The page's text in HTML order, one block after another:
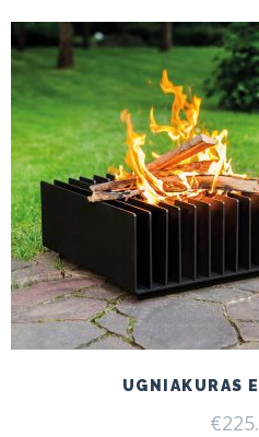
UGNIAKURAS
€